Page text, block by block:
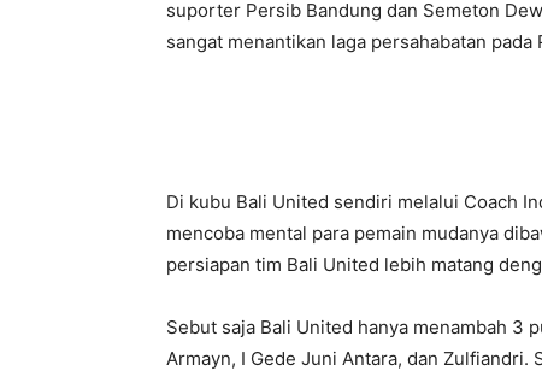
suporter Persib Bandung dan Semeton
sangat menantikan laga persahabatan
Di kubu Bali United sendiri melalui Coach
mencoba mental para pemain mudanya
persiapan tim Bali United lebih matang
Sebut saja Bali United hanya menambah 3
Armayn, I Gede Juni Antara, dan Zulfiandri.